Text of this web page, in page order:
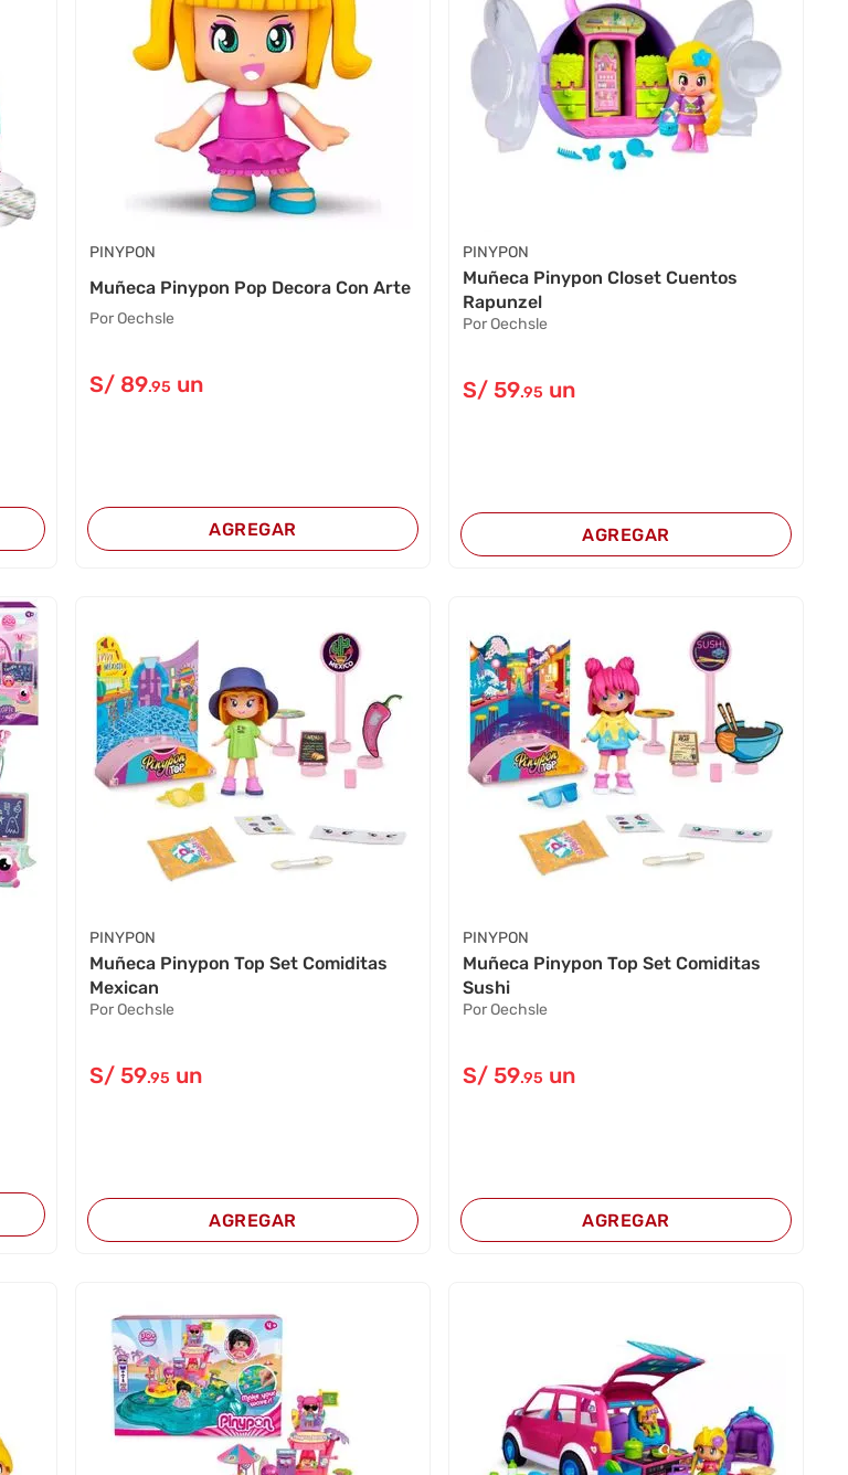
PINYPON
Muñeca Pinypon Pop Decora Con Arte
Por Oechsle
S/ 89.95 un
AGREGAR
PINYPON
Muñeca Pinypon Closet Cuentos
Rapunzel
Por Oechsle
S/ 59.95 un
AGREGAR
PINYPON
Muñeca Pinypon Top Set Comiditas
Mexican
Por Oechsle
S/59.95 un
AGREGAR
PINYPON
Muñeca Pinypon Top Set Comiditas
Sushi
Por Oechsle
S/ 59.95 un
AGREGAR